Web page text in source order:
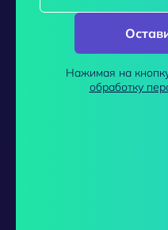
Нажимая на
обработку